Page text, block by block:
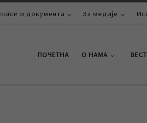
и документа За медије
ПОЧЕТНА О НАМА